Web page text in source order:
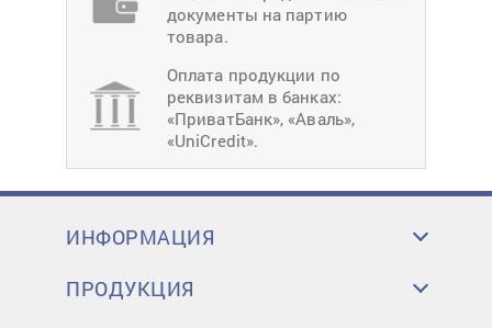
документы на партию
товара.
Оплата продукции по
реквизитам в банках:
«ПриватБанк», «Аваль»,
«UniCredit».
ИНФОРМАЦИЯ
ПРОДУКЦИЯ